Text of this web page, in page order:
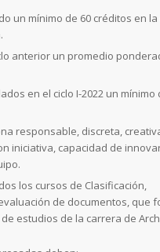
un mínimo de 60 créditos en
anterior un promedio
en el ciclo I-2022 un mínimo
responsable, discreta,
iniciativa, capacidad de
los cursos de Clasificación,
de documentos, que
estudios de la carrera de